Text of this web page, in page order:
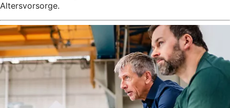
Altersvorsorge.